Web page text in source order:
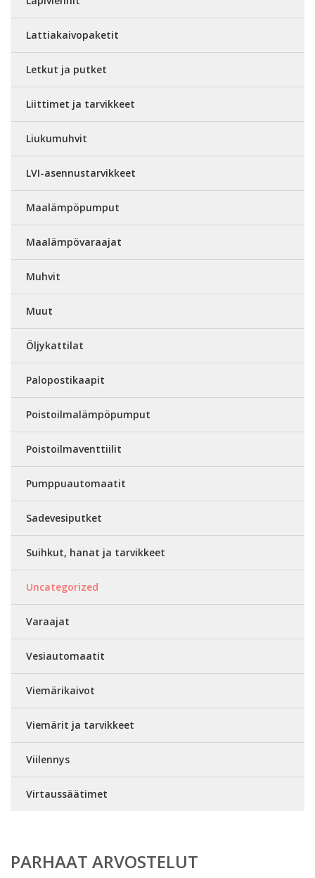
Lattiakaivopaketit
Letkut ja putket
Liittimet ja tarvikkeet
Liukumuhvit
LVI-asennustarvikkeet
Maalämpöpumput
Maalämpövaraajat
Muhvit
Muut
Öljykattilat
Palopostikaapit
Poistoilmalämpöpumput
Poistoilmaventtiilit
Pumppuautomaatit
Sadevesiputket
Suihkut, hanat ja tarvikkeet
Uncategorized
Varaajat
Vesiautomaatit
Viemärikaivot
Viemärit ja tarvikkeet
Viilennys
Virtaussäätimet
PARHAAT ARVOSTELUT